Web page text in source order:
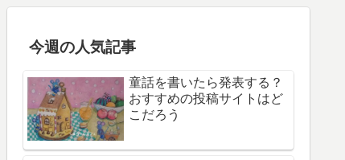
今週の人気記事
童話を書いたら発表する？
おすすめの投稿サイトはど
こだろう